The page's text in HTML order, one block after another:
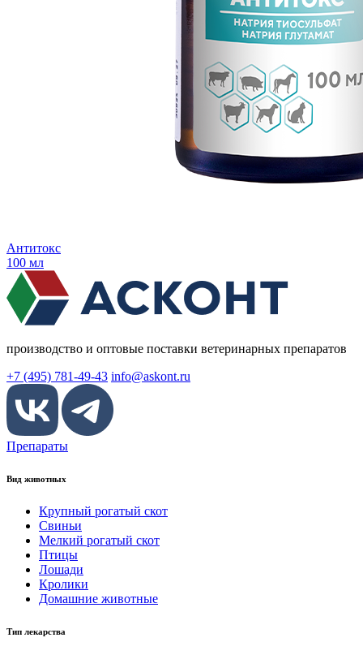
Антитокс
100 мл
производство и оптовые поставки ветеринарных препаратов
+7 (495) 781-49-43 info@askont.ru
Препараты
Вид животных
Крупный рогатый скот
Свиньи
Мелкий рогатый скот
Птицы
Лошади
Кролики
Домашние животные
Тип лекарства